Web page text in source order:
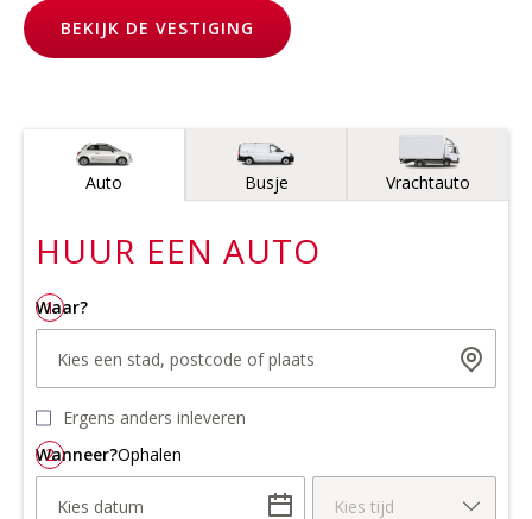
BEKIJK DE VESTIGING
Voertuigtype
Auto Busje Vrachtauto
HUUR EENAUTO
1
Waar?
Kies een stad, postcode of plaats
Ergens anders inleveren
2
Wanneer?Ophalen
Kies datum Kies tijd